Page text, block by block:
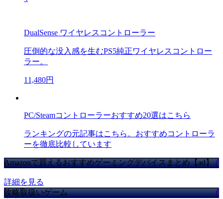
DualSense ワイヤレスコントローラー
圧倒的な没入感を生むPS5純正ワイヤレスコントロー
ラー。
11,480円
PC/Steamコントローラーおすすめ20選はこちら
ランキングの元記事はこちら。おすすめコントローラ
ーを徹底比較しています
Amazonで買えるおすすめゲーミングデバイスまとめ【ad】
詳細を見る
攻略取扱いゲーム